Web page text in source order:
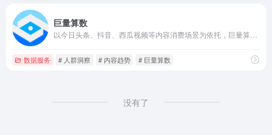
巨量算数
数据服务 # 人群洞察 # 内容趋势 # 巨量算数
没有了